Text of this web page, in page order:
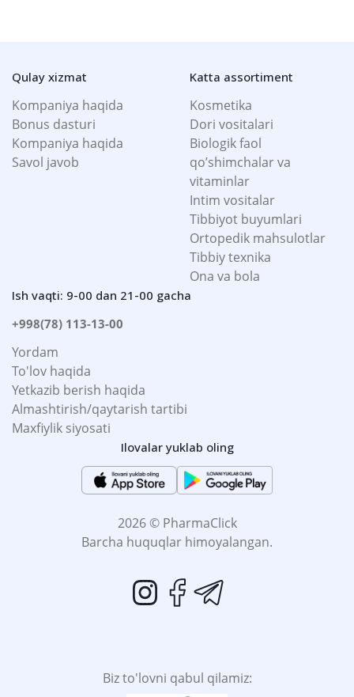
Qulay xizmat
Kompaniya haqida
Bonus dasturi
Kompaniya haqida
Savol javob
Katta assortiment
Kosmetika
Dori vositalari
Biologik faol
qo’shimchalar va
vitaminlar
Intim vositalar
Tibbiyot buyumlari
Ortopedik mahsulotlar
Tibbiy texnika
Ona va bola
Ish vaqti: 9-00 dan 21-00 gacha
+998(78) 113-13-00
Yordam
To'lov haqida
Yetkazib berish haqida
Almashtirish/qaytarish tartibi
Maxfiylik siyosati
Ilovalar yuklab oling
2026 © PharmaClick
Barcha huquqlar himoyalangan.
Biz to'lovni qabul qilamiz: